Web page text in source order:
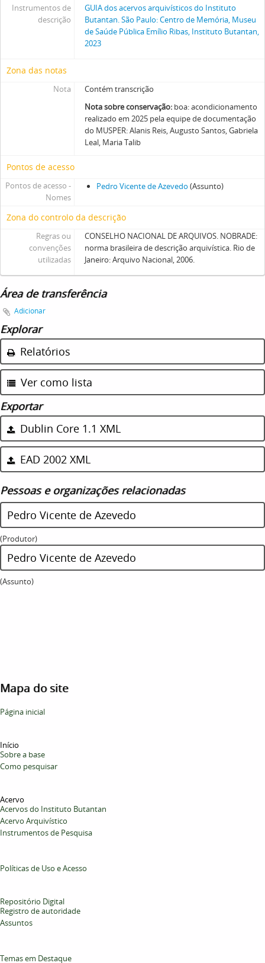
Instrumentos de
descrição
GUIA dos acervos arquivísticos do Instituto
Butantan. São Paulo: Centro de Memória, Museu
de Saúde Pública Emílio Ribas, Instituto Butantan,
2023
Zona das notas
Nota
Contém transcrição
Nota sobre conservação:boa: acondicionamento
realizado em 2025 pela equipe de documentação
do MUSPER: Alanis Reis, Augusto Santos, Gabriela
Leal, Maria Talib
Pontos de acesso
Pontos de acesso -
Nomes
Pedro Vicente de Azevedo (Assunto)
Zona do controlo da descrição
Regras ou
convenções
utilizadas
CONSELHO NACIONAL DE ARQUIVOS. NOBRADE:
norma brasileira de descrição arquivística. Rio de
Janeiro: Arquivo Nacional, 2006.
Área de transferência
Adicionar
Explorar
Relatórios
Ver como lista
Exportar
Dublin Core 1.1 XML
EAD 2002 XML
Pessoas e organizações relacionadas
Pedro Vicente de Azevedo
(Produtor)
Pedro Vicente de Azevedo
(Assunto)
Mapa do site
Página inicial
Início
Sobre a base
Como pesquisar
Acervo
Acervos do Instituto Butantan
Acervo Arquivístico
Instrumentos de Pesquisa
Políticas de Uso e Acesso
Repositório Digital
Registro de autoridade
Assuntos
Temas em Destaque